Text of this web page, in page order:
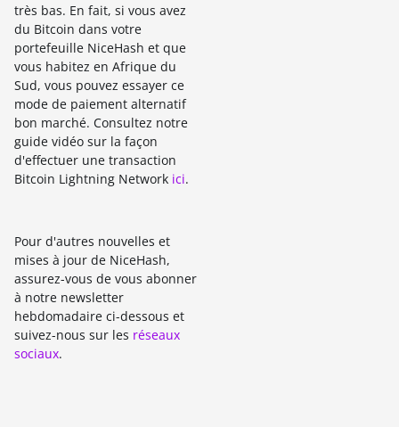
très bas. En fait, si vous avez
du Bitcoin dans votre
portefeuille NiceHash et que
vous habitez en Afrique du
Sud, vous pouvez essayer ce
mode de paiement alternatif
bon marché. Consultez notre
guide vidéo sur la façon
d'effectuer une transaction
Bitcoin Lightning Network ici.
Pour d'autres nouvelles et
mises à jour de NiceHash,
assurez-vous de vous abonner
à notre newsletter
hebdomadaire ci-dessous et
suivez-nous sur les réseaux
sociaux.